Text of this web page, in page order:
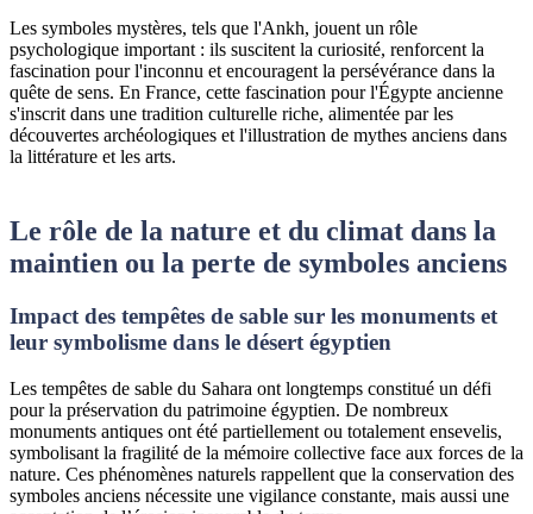
Les symboles mystères, tels que l'Ankh, jouent un rôle
psychologique important : ils suscitent la curiosité, renforcent la
fascination pour l'inconnu et encouragent la persévérance dans la
quête de sens. En France, cette fascination pour l'Égypte ancienne
s'inscrit dans une tradition culturelle riche, alimentée par les
découvertes archéologiques et l'illustration de mythes anciens dans
la littérature et les arts.
Le rôle de la nature et du climat dans la
maintien ou la perte de symboles anciens
Impact des tempêtes de sable sur les monuments et
leur symbolisme dans le désert égyptien
Les tempêtes de sable du Sahara ont longtemps constitué un défi
pour la préservation du patrimoine égyptien. De nombreux
monuments antiques ont été partiellement ou totalement ensevelis,
symbolisant la fragilité de la mémoire collective face aux forces de la
nature. Ces phénomènes naturels rappellent que la conservation des
symboles anciens nécessite une vigilance constante, mais aussi une